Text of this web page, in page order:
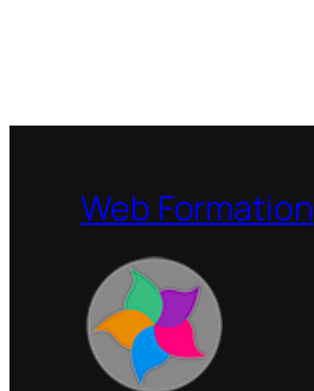
Web Formation